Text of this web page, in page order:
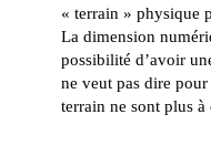
« terrain » physique
La dimension
possibilité d’avoir
ne veut pas dire
terrain ne sont plus